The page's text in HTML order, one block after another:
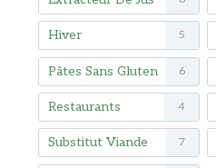
Hiver 5
Pâtes Sans Gluten 6
Restaurants 4
Substitut Viande 7